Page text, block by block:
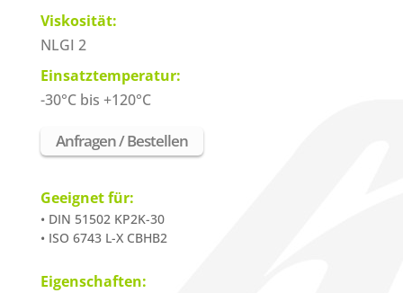
Viskosität:
NLGI 2
Einsatztemperatur:
-30°C bis +120°C
Anfragen / Bestellen
Geeignet für:
• DIN 51502 KP2K-30
• ISO 6743 L-X CBHB2
Eigenschaften: